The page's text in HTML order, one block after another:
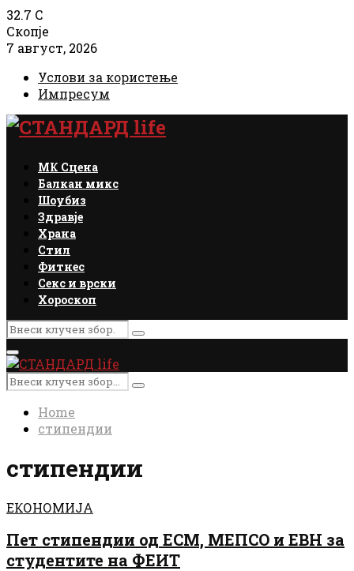
32.7 C
Скопје
7 август, 2026
Услови за користење
Импресум
Facebook
Instagram
Email
Rss
МК Сцена
Балкан микс
Шоубиз
Здравје
Храна
Стил
Фитнес
Секс и врски
Хороскоп
Search
for:
Search
Primary
Menu
Search
for:
Search
Home
стипендии
стипендии
ЕКОНОМИЈА
Пет стипендии од ЕСМ, МЕПСО и ЕВН за
студентите на ФЕИТ